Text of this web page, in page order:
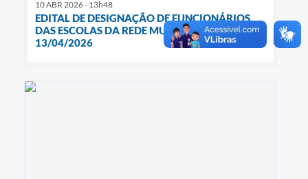
10 ABR 2026 - 13h48
EDITAL DE DESIGNAÇÃO DE FUNCIONÁRIOS
DAS ESCOLAS DA REDE MUNICIPAL -
13/04/2026